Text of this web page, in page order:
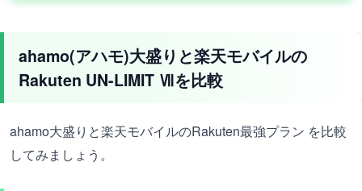
ahamo(アハモ)大盛りと楽天モバイルの
Rakuten UN-LIMIT Ⅶを比較
ahamo大盛りと楽天モバイルのRakuten最強プラン を比較
してみましょう。